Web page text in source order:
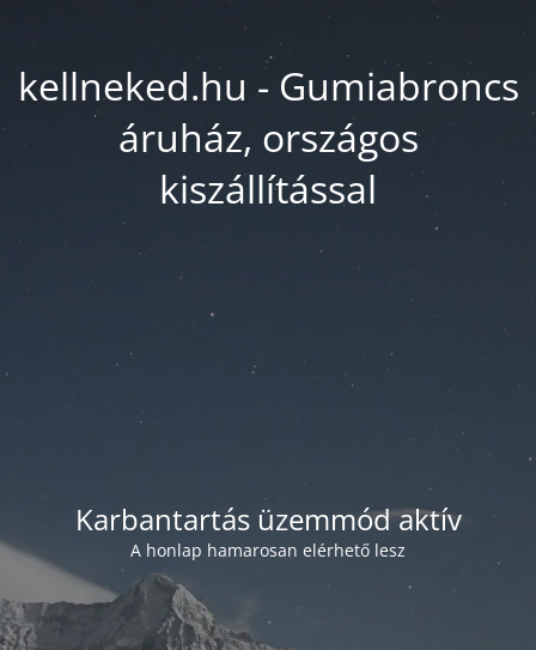
kellneked.hu - Gumiabroncs
áruház, országos
kiszállítással
Karbantartás üzemmód aktív
A honlap hamarosan elérhető lesz